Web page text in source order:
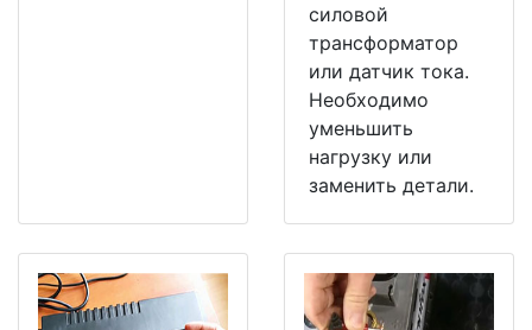
силовой
трансформатор
или датчик тока.
Необходимо
уменьшить
нагрузку или
заменить детали.